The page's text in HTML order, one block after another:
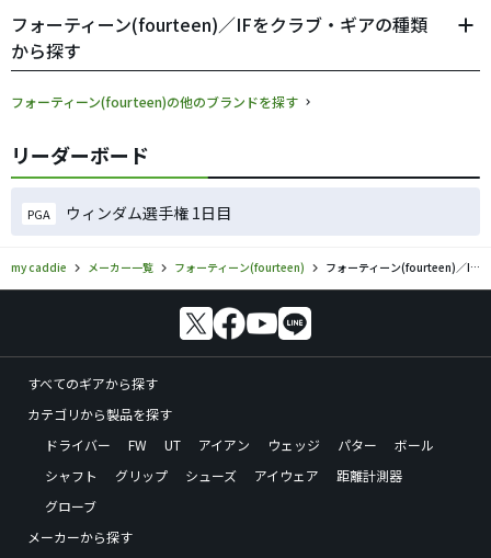
フォーティーン(fourteen)／IFをクラブ・ギアの種類
から探す
フォーティーン(fourteen)の他のブランドを探す
リーダーボード
PGA ウィンダム選手権 1日目
my caddie メーカー一覧 フォーティーン(fourteen) フォーティーン(fourteen)／IFのゴルフギアの口コミ評価
すべてのギアから探す
カテゴリから製品を探す
ドライバー
FW UT アイアン ウェッジ パター
ボール
シャフト
グリップ シューズ アイウェア
距離計測器
グローブ
メーカーから探す